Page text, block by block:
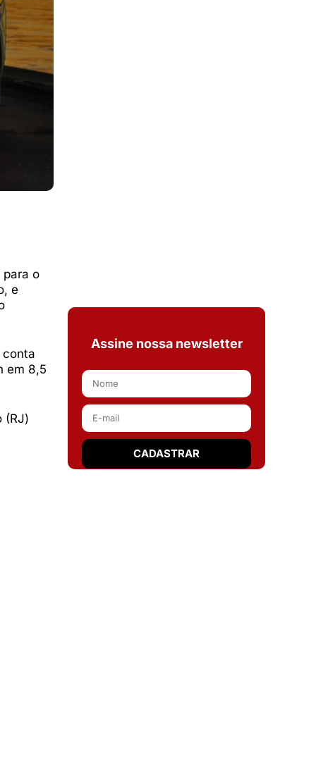
para o
e
conta
em 8,5
(RJ)
Assine nossa newsletter